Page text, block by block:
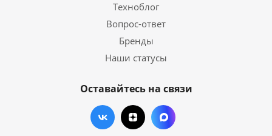
Техноблог
Вопрос-ответ
Бренды
Наши статусы
Оставайтесь на связи